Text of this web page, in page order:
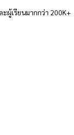
ผู้เรียนมากกว่า 200K+